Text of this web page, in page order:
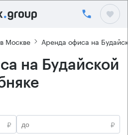
Москве Аренда офиса на
на Будайской
₽
₽